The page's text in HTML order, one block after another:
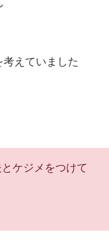
えていました
ケジメをつけて